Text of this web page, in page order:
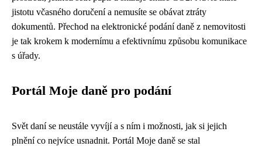
jistotu včasného doručení a nemusíte se obávat ztráty
dokumentů. Přechod na elektronické podání daně z nemovitosti
je tak krokem k modernímu a efektivnímu způsobu komunikace
s úřady.
Portál Moje daně pro podání
Svět daní se neustále vyvíjí a s ním i možnosti, jak si jejich
plnění co nejvíce usnadnit. Portál Moje daně se stal